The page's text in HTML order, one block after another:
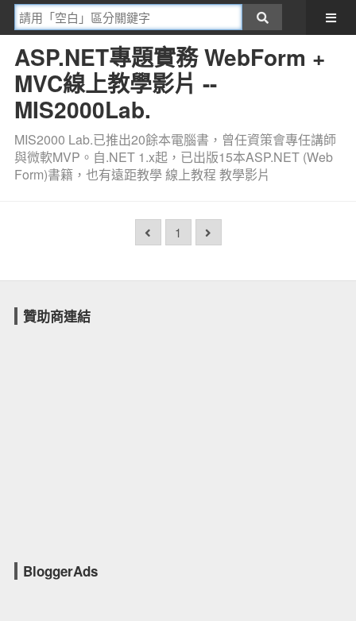
ASP.NET專題實務 WebForm +
MVC線上教學影片 --
MIS2000Lab.
MIS2000 Lab.已推出20餘本電腦書，曾任資策會專任講師
與微軟MVP。自.NET 1.x起，已出版15本ASP.NET (Web
Form)書籍，也有遠距教學 線上教程 教學影片
1
贊助商連結
BloggerAds